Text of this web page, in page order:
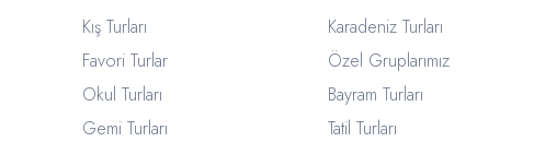
Kış Turları
Favori Turlar
Okul Turları
Gemi Turları
Karadeniz Turları
Özel Gruplarımız
Bayram Turları
Tatil Turları